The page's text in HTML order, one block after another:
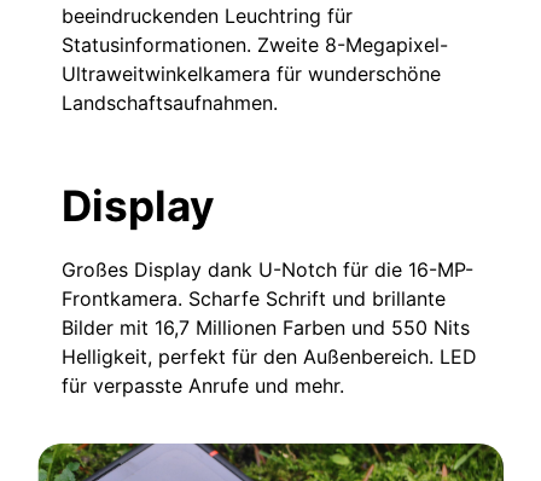
beeindruckenden Leuchtring für
Statusinformationen. Zweite 8-Megapixel-
Ultraweitwinkelkamera für wunderschöne
Landschaftsaufnahmen.
Display
Großes Display dank U-Notch für die 16-MP-
Frontkamera. Scharfe Schrift und brillante
Bilder mit 16,7 Millionen Farben und 550 Nits
Helligkeit, perfekt für den Außenbereich. LED
für verpasste Anrufe und mehr.